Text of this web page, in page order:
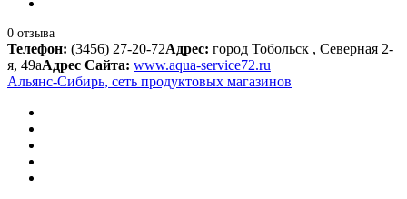
0 отзыва
Телефон: (3456) 27-20-72Адрес: город Тобольск , Северная 2-
я, 49аАдрес Сайта: www.aqua-service72.ru
Альянс-Сибирь, сеть продуктовых магазинов